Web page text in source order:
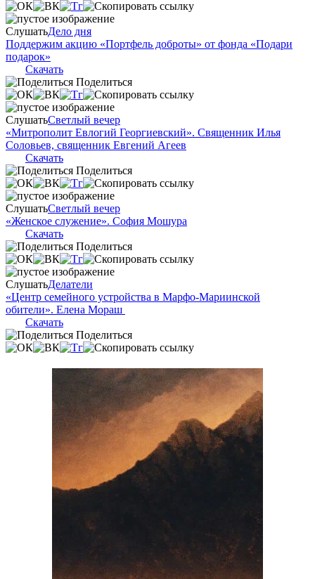
СлушатьДело дня
Поддержим акцию «Портфель доброты» от фонда «Подари
подарок»
Скачать
Поделиться
СлушатьСветлый вечер
«Митрополит Евлогий Георгиевский». Священник Илья
Соловьев, священник Евгений Агеев
Скачать
Поделиться
СлушатьСветлый вечер
«Женское служение». София Мошура
Скачать
Поделиться
СлушатьДелатели
«Центр семейного устройства в Марфо-Мариинской
обители». Елена Мораш
Скачать
Поделиться